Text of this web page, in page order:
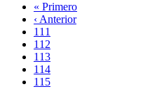
Paginación
Primera
página
« Primero
Página
anterior
‹ Anterior
Page
111
Page
112
Page
113
Page
114
Página
115